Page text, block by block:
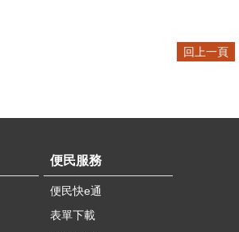
回上一頁
便民服務
便民快e通
表單下載